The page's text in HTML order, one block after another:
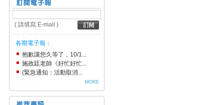
( 請填寫 E-mail )
各期電子報：
抱歉讓您久等了，10/1...
施政廷老師《好忙好忙...
(緊急通知：活動取消...
MORE